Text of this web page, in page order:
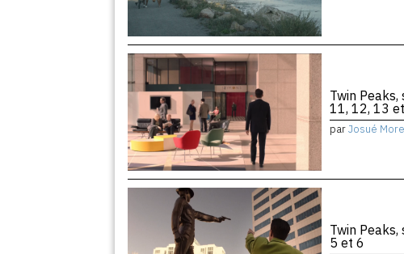
Twin Peaks,
11, 12, 13
parJosué
Twin Peaks,
5 et 6